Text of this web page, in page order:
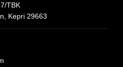
TBK
Kepri 29663